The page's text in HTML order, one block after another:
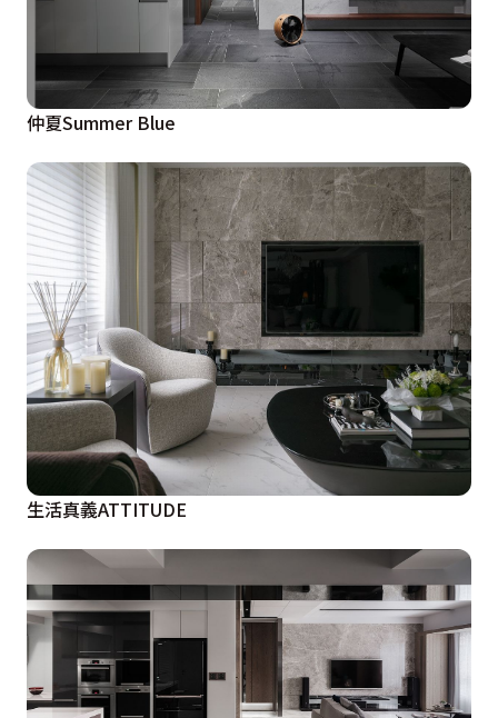
仲夏Summer Blue
生活真義ATTITUDE